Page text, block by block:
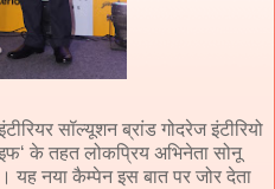
सॉल्यूशन ब्रांड गोदरेज इंटीरियो
के तहत लोकप्रिय अभिनेता सोनू
नया कैम्पेन इस बात पर जोर देता